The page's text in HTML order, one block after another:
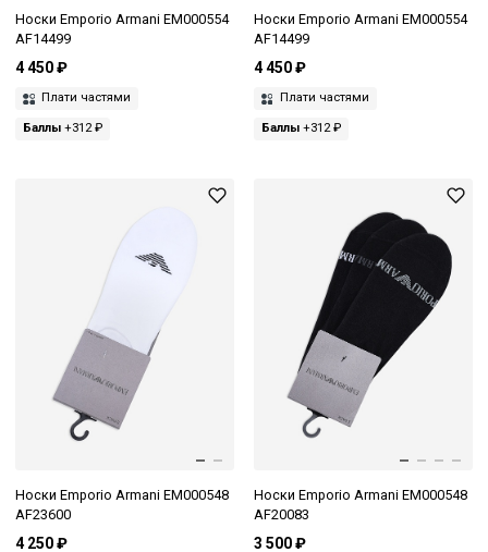
Носки Emporio Armani EM000554
AF14499
4 450 ₽
Плати частями
Баллы +312 ₽
Носки Emporio Armani EM000554
AF14499
4 450 ₽
Плати частями
Баллы+312 ₽
Носки Emporio Armani EM000548
AF23600
4 250 ₽
Носки Emporio Armani EM000548
AF20083
3 500 ₽